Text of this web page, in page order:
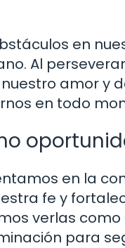
en
Al
amor y
en todo
en la
fe y
verlas
para